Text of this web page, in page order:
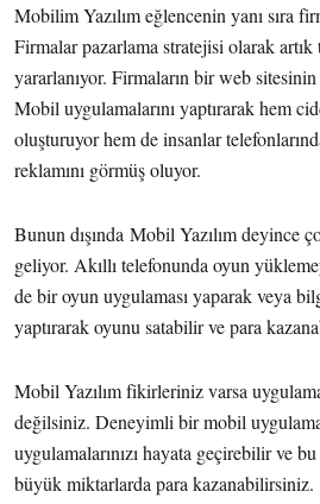
Mobilim Yazılım eğlencenin yanı sıra
Firmalar pazarlama stratejisi olarak
yararlanıyor. Firmaların bir web
Mobil uygulamalarını yaptırarak hem
oluşturuyor hem de insanlar
reklamını görmüş oluyor.
Bunun dışında Mobil Yazılım deyince
geliyor. Akıllı telefonunda oyun
de bir oyun uygulaması yaparak veya
yaptırarak oyunu satabilir ve para
Mobil Yazılım fikirleriniz varsa
değilsiniz. Deneyimli bir mobil
uygulamalarınızı hayata geçirebilir ve
büyük miktarlarda para kazanabilirsiniz.